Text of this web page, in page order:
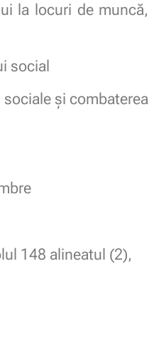
la locuri de muncă,
social
și combaterea
148 alineatul (2),